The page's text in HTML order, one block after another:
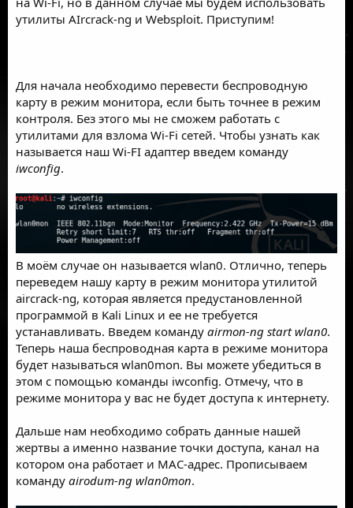
утилиты AIrcrack-ng и Websploit. Приступим!
Для начала необходимо перевести беспроводную
карту в режим монитора, если быть точнее в режим
контроля. Без этого мы не сможем работать с
утилитами для взлома Wi-Fi сетей. Чтобы узнать как
называется наш Wi-FI адаптер введем команду
iwconfig.
В моём случае он называется wlan0. Отлично, теперь
переведем нашу карту в режим монитора утилитой
aircrack-ng, которая является предустановленной
программой в Kali Linux и ее не требуется
устанавливать. Введем команду airmon-ng start wlan0.
Теперь наша беспроводная карта в режиме монитора
будет называться wlan0mon. Вы можете убедиться в
этом с помощью команды iwconfig. Отмечу, что в
режиме монитора у вас не будет доступа к интернету.
Дальше нам необходимо собрать данные нашей
жертвы а именно название точки доступа, канал на
котором она работает и MAC-адрес. Прописываем
команду airodum-ng wlan0mon.